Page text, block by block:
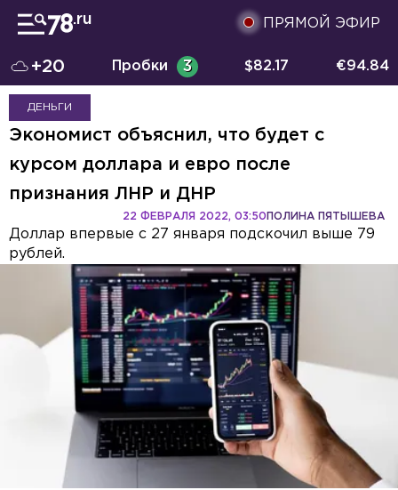
ПРЯМОЙ ЭФИР
+20 Пробки 3 $82.17 €94.84
ДЕНЬГИ
Экономист объяснил, что будет с
курсом доллара и евро после
признания ЛНР и ДНР
ПОЛИНА ПЯТЫШЕВА
22 ФЕВРАЛЯ 2022, 03:50
Доллар впервые с 27 января подскочил выше 79
рублей.